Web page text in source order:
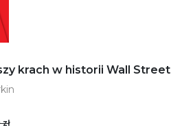
krach w historii Wall Street